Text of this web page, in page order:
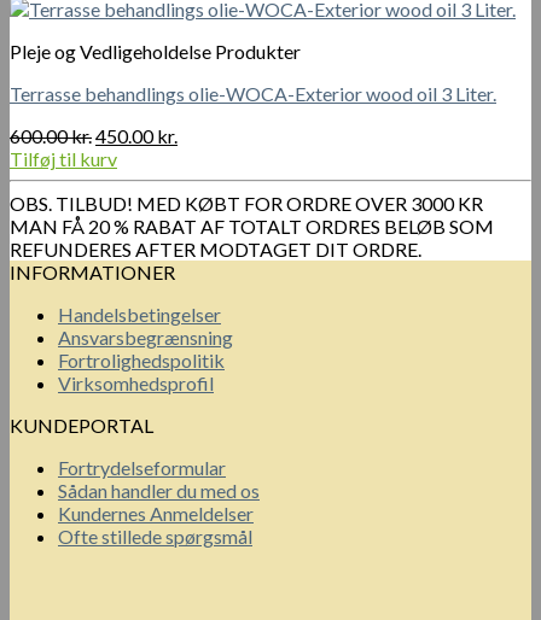
Pleje og Vedligeholdelse Produkter
Terrasse behandlings olie-WOCA-Exterior wood oil 3 Liter.
600.00kr.Den
oprindelige
pris
var:
600.00 kr..
450.00kr.
pris
er:
450.00 kr..
Tilføj til kurv
OBS. TILBUD! MED KØBT FOR ORDRE OVER 3000 KR
MAN FÅ 20 % RABAT AF TOTALT ORDRES BELØB SOM
REFUNDERES AFTER MODTAGET DIT ORDRE.
INFORMATIONER
Handelsbetingelser
Ansvarsbegrænsning
Fortrolighedspolitik
Virksomhedsprofil
KUNDEPORTAL
Fortrydelseformular
Sådan handler du med os
Kundernes Anmeldelser
Ofte stillede spørgsmål